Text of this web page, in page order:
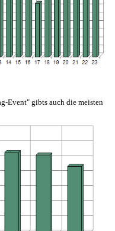
Event" gibts auch die meisten